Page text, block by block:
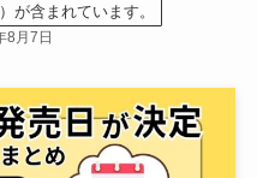
が含まれています。
8月7日